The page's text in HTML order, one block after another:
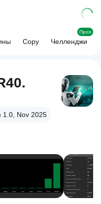
Copy Челленджи
Проп
1.0, Nov 2025